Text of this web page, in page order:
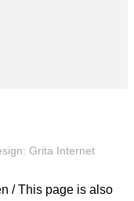
Grita Internet
/ This page is also